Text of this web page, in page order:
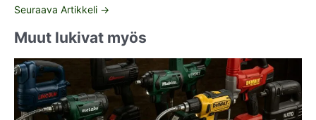
Seuraava Artikkeli →
Muut lukivat myös